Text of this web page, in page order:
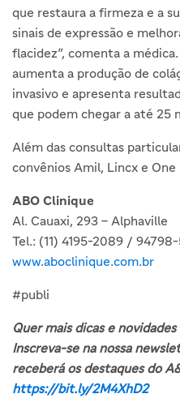
que restaura a firmeza e a
sinais de expressão e
flacidez”, comenta a
aumenta a produção de
invasivo e apresenta
que podem chegar a até 25
Além das consultas
convênios Amil, Lincx e One
ABO Clinique
Al. Cauaxi, 293 – Alphaville
Tel.: (11) 4195-2089 /
www.aboclinique.com.br
#publi
Quer mais dicas e
Inscreva-se na nossa
receberá os destaques do
https://bit.ly/2M4XhD2